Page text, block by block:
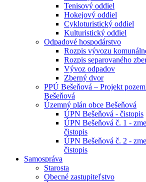
Tenisový oddiel
Hokejový oddiel
Cykloturistický oddiel
Kulturistický oddiel
Odpadové hospodárstvo
Rozpis vývozu
Rozpis separovaného
Vývoz odpadov
Zberný dvor
PPÚ Bešeňová – Projekt
Bešeňová
Územný plán obce Bešeňová
ÚPN Bešeňová - čistopis
ÚPN Bešeňová č. 1 -
čistopis
ÚPN Bešeňová č. 2 -
čistopis
Samospráva
Starosta
Obecné zastupiteľstvo